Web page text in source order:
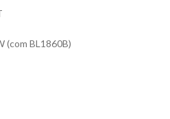
(com BL1860B)